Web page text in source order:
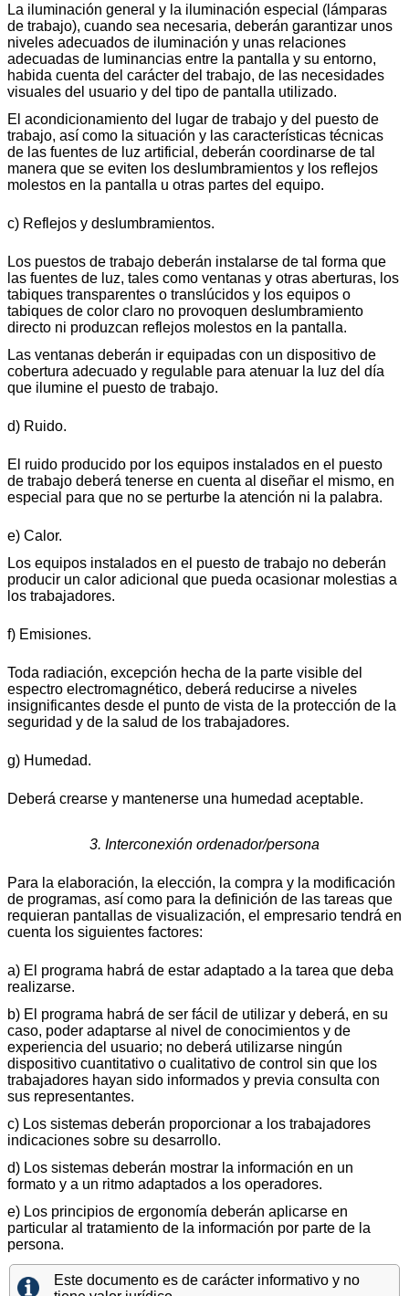
La iluminación general y la iluminación especial (lámparas
de trabajo), cuando sea necesaria, deberán garantizar unos
niveles adecuados de iluminación y unas relaciones
adecuadas de luminancias entre la pantalla y su entorno,
habida cuenta del carácter del trabajo, de las necesidades
visuales del usuario y del tipo de pantalla utilizado.
El acondicionamiento del lugar de trabajo y del puesto de
trabajo, así como la situación y las características técnicas
de las fuentes de luz artificial, deberán coordinarse de tal
manera que se eviten los deslumbramientos y los reflejos
molestos en la pantalla u otras partes del equipo.
c) Reflejos y deslumbramientos.
Los puestos de trabajo deberán instalarse de tal forma que
las fuentes de luz, tales como ventanas y otras aberturas, los
tabiques transparentes o translúcidos y los equipos o
tabiques de color claro no provoquen deslumbramiento
directo ni produzcan reflejos molestos en la pantalla.
Las ventanas deberán ir equipadas con un dispositivo de
cobertura adecuado y regulable para atenuar la luz del día
que ilumine el puesto de trabajo.
d) Ruido.
El ruido producido por los equipos instalados en el puesto
de trabajo deberá tenerse en cuenta al diseñar el mismo, en
especial para que no se perturbe la atención ni la palabra.
e) Calor.
Los equipos instalados en el puesto de trabajo no deberán
producir un calor adicional que pueda ocasionar molestias a
los trabajadores.
f) Emisiones.
Toda radiación, excepción hecha de la parte visible del
espectro electromagnético, deberá reducirse a niveles
insignificantes desde el punto de vista de la protección de la
seguridad y de la salud de los trabajadores.
g) Humedad.
Deberá crearse y mantenerse una humedad aceptable.
3. Interconexión ordenador/persona
Para la elaboración, la elección, la compra y la modificación
de programas, así como para la definición de las tareas que
requieran pantallas de visualización, el empresario tendrá en
cuenta los siguientes factores:
a) El programa habrá de estar adaptado a la tarea que deba
realizarse.
b) El programa habrá de ser fácil de utilizar y deberá, en su
caso, poder adaptarse al nivel de conocimientos y de
experiencia del usuario; no deberá utilizarse ningún
dispositivo cuantitativo o cualitativo de control sin que los
trabajadores hayan sido informados y previa consulta con
sus representantes.
c) Los sistemas deberán proporcionar a los trabajadores
indicaciones sobre su desarrollo.
d) Los sistemas deberán mostrar la información en un
formato y a un ritmo adaptados a los operadores.
e) Los principios de ergonomía deberán aplicarse en
particular al tratamiento de la información por parte de la
persona.
Este documento es de carácter informativo y no